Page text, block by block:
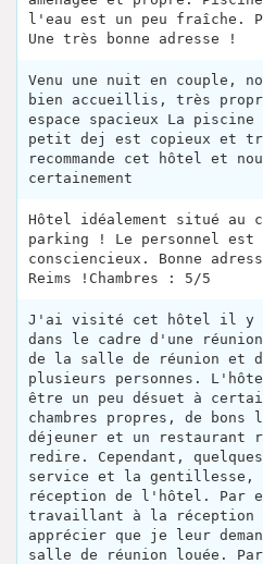
l'eau est un peu fraîche.
Une très bonne adresse !
Venu une nuit en couple,
bien accueillis, très
espace spacieux La
petit dej est copieux et
recommande cet hôtel et
certainement
Hôtel idéalement situé au
parking ! Le personnel est
consciencieux. Bonne
Reims !Chambres : 5/5
J'ai visité cet hôtel il y a
dans le cadre d'une
de la salle de réunion et
plusieurs personnes.
être un peu désuet à
chambres propres, de
déjeuner et un
redire. Cependant,
service et la gentillesse,
réception de l'hôtel. Par
travaillant à la réception
apprécier que je leur
salle de réunion louée.